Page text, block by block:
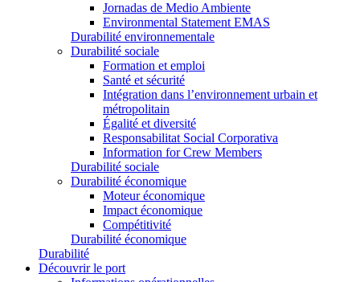
Jornadas de Medio Ambiente
Environmental Statement EMAS
Durabilité environnementale
Durabilité sociale
Formation et emploi
Santé et sécurité
Intégration dans l’environnement urbain et
métropolitain
Égalité et diversité
Responsabilitat Social Corporativa
Information for Crew Members
Durabilité sociale
Durabilité économique
Moteur économique
Impact économique
Compétitivité
Durabilité économique
Durabilité
Découvrir le port